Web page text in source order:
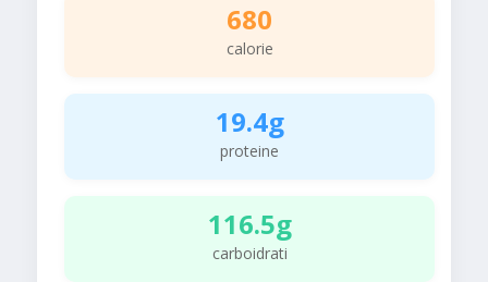
680
calorie
19.4g
proteine
116.5g
carboidrati